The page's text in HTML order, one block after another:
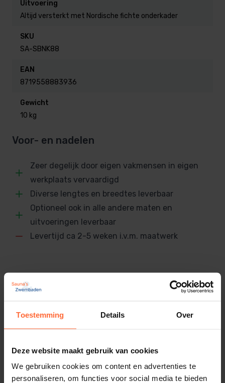
Toestemming Details Over
Deze website maakt gebruik van cookies
We gebruiken cookies om content en advertenties te
personaliseren, om functies voor social media te bieden
Breedte:88 cm – ideaal voor comfortabele zit-
Materiaal:
afwerking.
Op maat gemaakt:
zelfs evt. andere specificaties.
Duurzaam:
vochtige ruimtes.
Voordelen van een saunabank op
maat
Flexibiliteit:Perfect voor elke sauna-indeling,
ongeacht de grootte of vorm.
Duurzaam en onderhoudsvriendelijk:Het
temperaturen, en is eenvoudig schoon te
Ergonomisch design:De breedte van 88 cm
biedt voldoende ruimte voor optimaal zit- en
ligcomfort.
Uitvoering
Altijd versterkt met Nordische fichte onderkader
SKU
SA-SBNK88
EAN
8719558883936
Gewicht
10 kg
Voor- en nadelen
Zeer degelijk door eigen vakmensen in eigen
werkplaats vervaardigd
Diverse lengtes en breedtes leverbaar
Optioneel ook in alle andere maten en
uitvoeringen leverbaar
Levertijd ca 2-5 weken i.v.m. maatwerk
Gerelateerde producten